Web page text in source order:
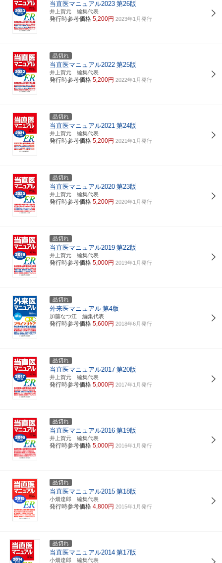
当直医マニュアル2023 第26版
井上賀元 編集代表
発行時参考価格 5,200円 2023年1月発行
品切れ
当直医マニュアル2022 第25版
井上賀元 編集代表
発行時参考価格 5,200円 2022年1月発行
品切れ
当直医マニュアル2021 第24版
井上賀元 編集代表
発行時参考価格 5,200円 2021年1月発行
品切れ
当直医マニュアル2020 第23版
井上賀元 編集代表
発行時参考価格 5,200円 2020年1月発行
品切れ
当直医マニュアル2019 第22版
井上賀元 編集代表
発行時参考価格 5,000円 2019年1月発行
品切れ
外来医マニュアル 第4版
加藤なつ江 編集代表
発行時参考価格 5,600円 2018年6月発行
品切れ
当直医マニュアル2017 第20版
井上賀元 編集代表
発行時参考価格 5,000円 2017年1月発行
品切れ
当直医マニュアル2016 第19版
井上賀元 編集代表
発行時参考価格 5,000円 2016年1月発行
品切れ
当直医マニュアル2015 第18版
小畑達郎 編集代表
発行時参考価格 4,800円 2015年1月発行
品切れ
当直医マニュアル2014 第17版
小畑達郎 編集代表